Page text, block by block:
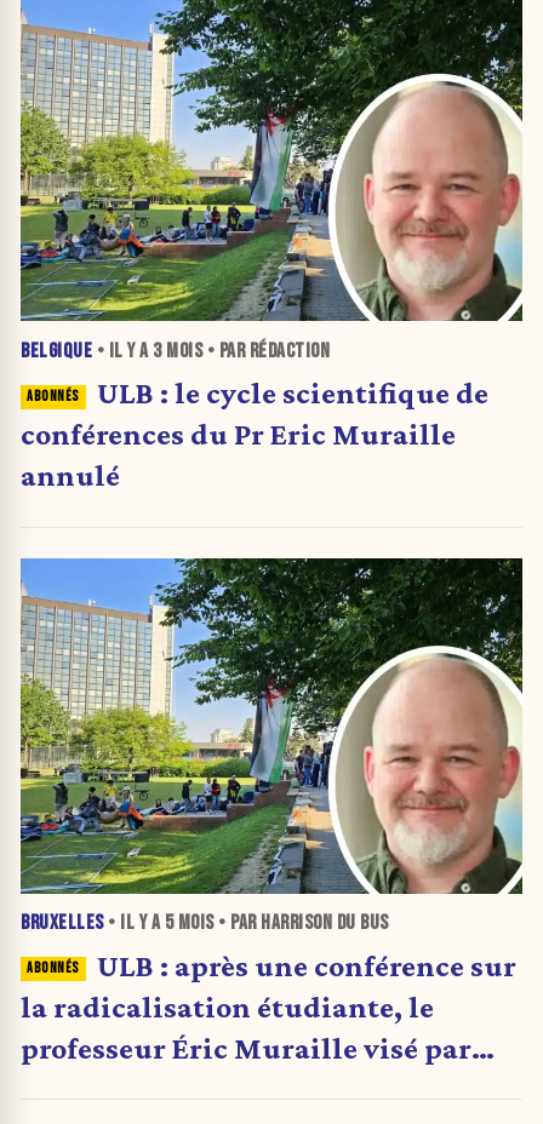
BELGIQUE • IL Y A 3 MOIS• PAR RÉDACTION
ULB : le cycle scientifique de
conférences du Pr Eric Muraille
annulé
BRUXELLES• IL Y A 5 MOIS• PAR HARRISON DU BUS
ULB : après une conférence sur
la radicalisation étudiante, le
professeur Éric Muraille visé par